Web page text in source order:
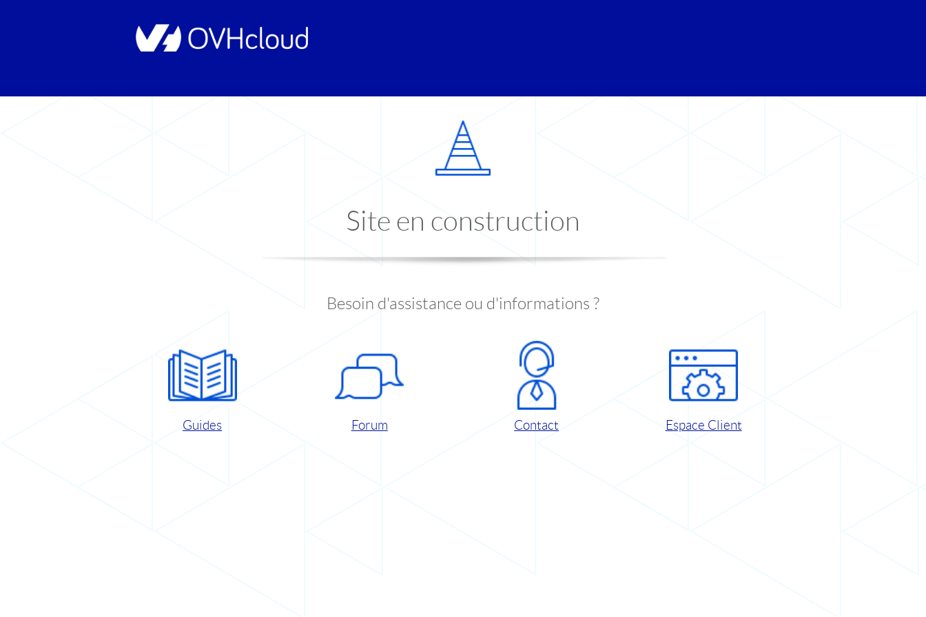
Site en construction
Besoin d'assistance ou d'informations ?
Guides Forum Contact Espace Client